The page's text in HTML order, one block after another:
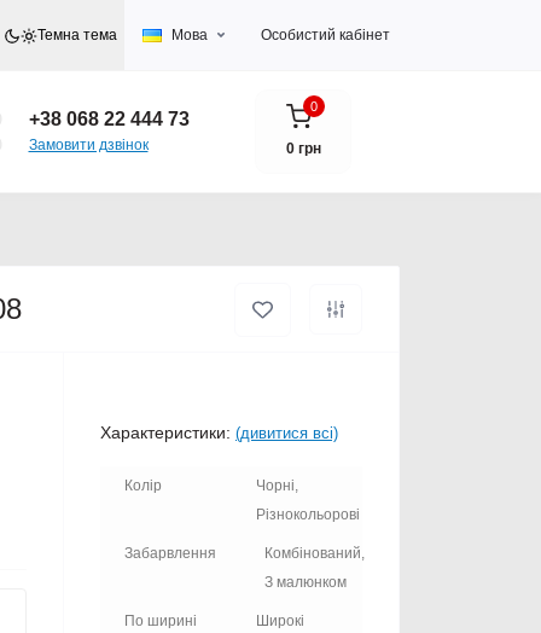
Темна тема Мова Особистий кабінет
+38 068 22 444 73
Замовити дзвінок
0
0 грн
Характеристики: (дивитися всі)
Колір
Чорні,
Різнокольорові
Забарвлення
Комбінований,
З малюнком
По ширині Широкі